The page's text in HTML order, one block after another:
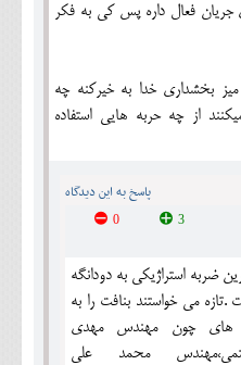
جريان فعال داره پس كي به فكر
بخشداري خدا به خيركنه چه
از چه حربه هايي استفاده
پاسخ به این دیدگاه
3
0
ضربه استراژیکی به دودانگه
.تازه می خواستند بنافت را به
های چون مهندس مهدی
محمد علی